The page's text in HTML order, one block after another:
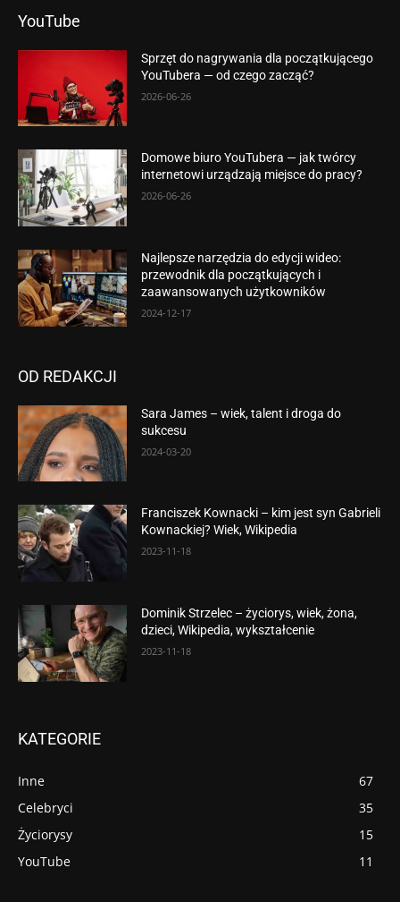
YouTube
Sprzęt do nagrywania dla początkującego
YouTubera — od czego zacząć?
2026-06-26
Domowe biuro YouTubera — jak twórcy
internetowi urządzają miejsce do pracy?
2026-06-26
Najlepsze narzędzia do edycji wideo:
przewodnik dla początkujących i
zaawansowanych użytkowników
2024-12-17
OD REDAKCJI
Sara James – wiek, talent i droga do
sukcesu
2024-03-20
Franciszek Kownacki – kim jest syn Gabrieli
Kownackiej? Wiek, Wikipedia
2023-11-18
Dominik Strzelec – życiorys, wiek, żona,
dzieci, Wikipedia, wykształcenie
2023-11-18
KATEGORIE
Inne
67
Celebryci
35
Życiorysy
15
YouTube
11